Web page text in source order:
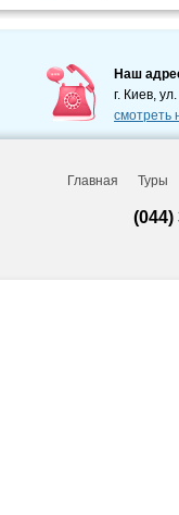
Наш
г. Киев,
смотреть
Главная Туры
(044)